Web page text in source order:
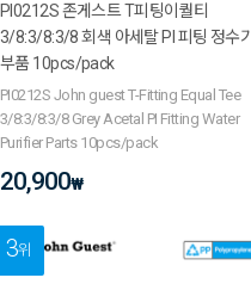
PI0212S 존게스트 T피팅이퀄티
3/8:3/8:3/8 회색 아세탈 PI 피팅 정수기
부품 10pcs/pack
PI0212S John guest T-Fitting Equal Tee
3/8:3/8:3/8 Grey Acetal PI Fitting Water
Purifier Parts 10pcs/pack
20,900₩
3위